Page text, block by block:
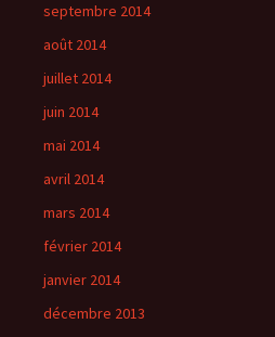
septembre 2014
août 2014
juillet 2014
juin 2014
mai 2014
avril 2014
mars 2014
février 2014
janvier 2014
décembre 2013